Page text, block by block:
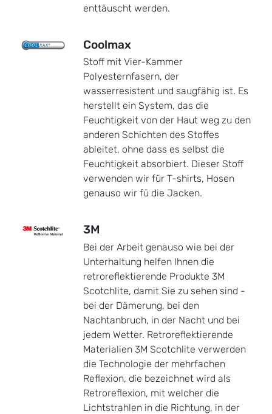
enttäuscht werden.
Coolmax
Stoff mit Vier-Kammer
Polyesternfasern, der
wasserresistent und saugfähig ist. Es
herstellt ein System, das die
Feuchtigkeit von der Haut weg zu den
anderen Schichten des Stoffes
ableitet, ohne dass es selbst die
Feuchtigkeit absorbiert. Dieser Stoff
verwenden wir für T-shirts, Hosen
genauso wir fü die Jacken.
3M
Bei der Arbeit genauso wie bei der
Unterhaltung helfen Ihnen die
retroreflektierende Produkte 3M
Scotchlite, damit Sie zu sehen sind -
bei der Dämerung, bei den
Nachtanbruch, in der Nacht und bei
jedem Wetter. Retroreflektierende
Materialien 3M Scotchlite verwerden
die Technologie der mehrfachen
Reflexion, die bezeichnet wird als
Retroreflexion, mit welcher die
Lichtstrahlen in die Richtung, in der